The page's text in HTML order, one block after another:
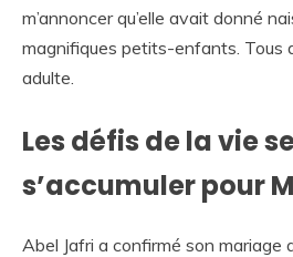
m’annoncer qu’elle avait donné
magnifiques petits-enfants. Tous
adulte.
Les défis de la vie
s’accumuler pour
Abel Jafri a confirmé son mariage